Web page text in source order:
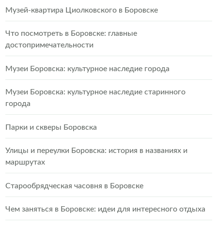
Музей-квартира Циолковского в Боровске
Что посмотреть в Боровске: главные
достопримечательности
Музеи Боровска: культурное наследие города
Музеи Боровска: культурное наследие старинного
города
Парки и скверы Боровска
Улицы и переулки Боровска: история в названиях и
маршрутах
Старообрядческая часовня в Боровске
Чем заняться в Боровске: идеи для интересного отдыха